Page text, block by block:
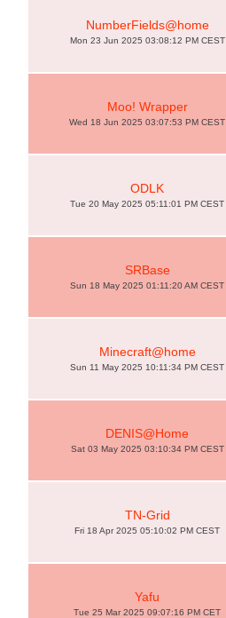
NumberFields@home
Mon 23 Jun 2025 03:08:12 PM CEST
Moo! Wrapper
Wed 18 Jun 2025 03:07:53 PM CEST
ODLK
Tue 20 May 2025 05:11:01 PM CEST
SRBase
Sun 18 May 2025 01:11:20 AM CEST
Minecraft@home
Sun 11 May 2025 10:11:34 PM CEST
DENIS@Home
Sat 03 May 2025 03:10:34 PM CEST
TN-Grid
Fri 18 Apr 2025 05:10:02 PM CEST
Yafu
Tue 25 Mar 2025 09:07:16 PM CET